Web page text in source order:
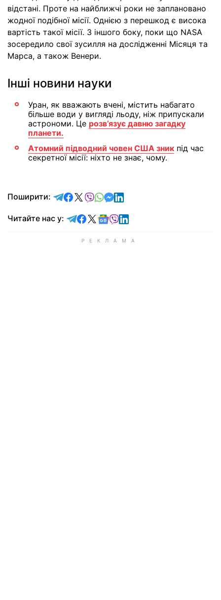
відстані. Проте на найближчі роки не заплановано
жодної подібної місії. Однією з перешкод є висока
вартість такої місії. З іншого боку, поки що NASA
зосередило свої зусилля на дослідженні Місяця та
Марса, а також Венери.
Інші новини науки
Уран, як вважають вчені, містить набагато
більше води у вигляді льоду, ніж припускали
астрономи. Це розв’язує давню загадку
планети.
Атомний підводний човен США зник під час
секретної місії: ніхто не знає, чому.
Поширити: відправити у Telegram
поділитись у Facebook
поділитись у X
відправити у Viber
відправити у Whatsapp
відправити у Messenger
відправити у LinkedIn
Читайте нас у: Читайте у Telegram
Читайте у Facebook
Читайте у X
Читайте у Google news
Читайте у Viber
Читайте у LinkedIn